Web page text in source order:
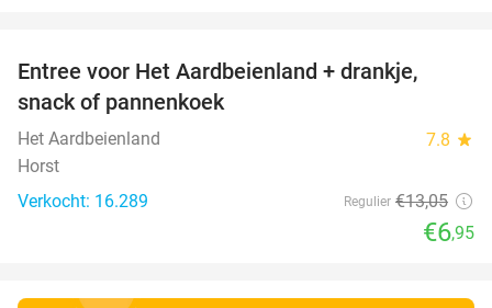
Entree voor Het Aardbeienland + drankje,
snack of pannenkoek
Het Aardbeienland 7.8 star
Horst
Verkocht: 16.289
Regulier €13,05
€6,95